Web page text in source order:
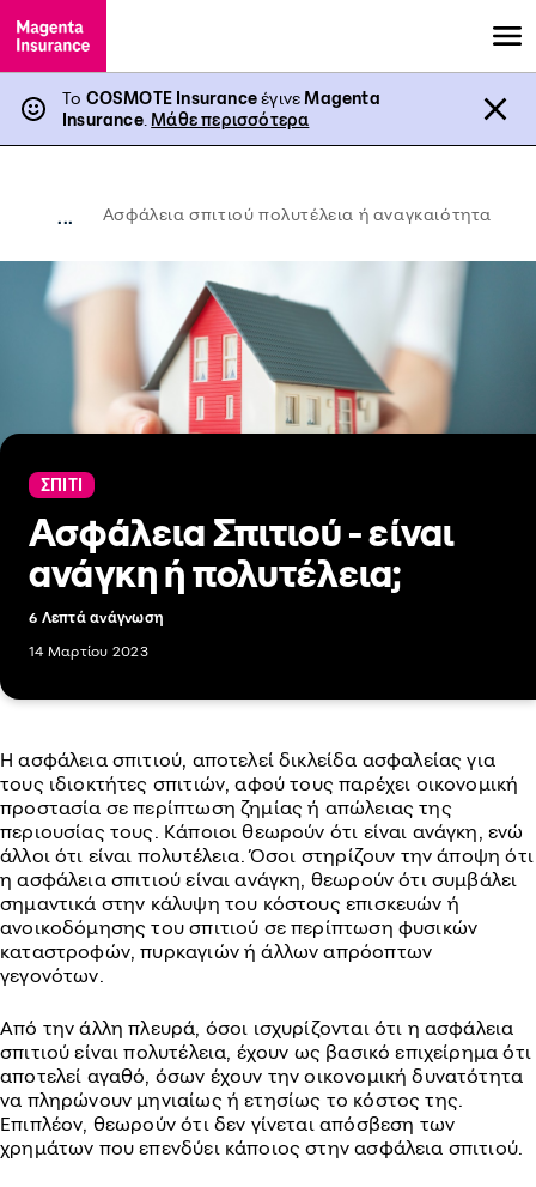
Το COSMOTE InsuranceέγινεMagenta
Insurance. Μάθε περισσότερα
... Ασφάλεια σπιτιού πολυτέλεια ή αναγκαιότητα
ΣΠΙΤΙ
Ασφάλεια Σπιτιού - είναι
ανάγκη ή πολυτέλεια;
6 Λεπτά ανάγνωση
14 Μαρτίου 2023
Η ασφάλεια σπιτιού, αποτελεί δικλείδα ασφαλείας για
τους ιδιοκτήτες σπιτιών, αφού τους παρέχει οικονομική
προστασία σε περίπτωση ζημίας ή απώλειας της
περιουσίας τους. Κάποιοι θεωρούν ότι είναι ανάγκη, ενώ
άλλοι ότι είναι πολυτέλεια. Όσοι στηρίζουν την άποψη ότι
η ασφάλεια σπιτιού είναι ανάγκη, θεωρούν ότι συμβάλει
σημαντικά στην κάλυψη του κόστους επισκευών ή
ανοικοδόμησης του σπιτιού σε περίπτωση φυσικών
καταστροφών, πυρκαγιών ή άλλων απρόοπτων
γεγονότων.
Από την άλλη πλευρά, όσοι ισχυρίζονται ότι η ασφάλεια
σπιτιού είναι πολυτέλεια, έχουν ως βασικό επιχείρημα ότι
αποτελεί αγαθό, όσων έχουν την οικονομική δυνατότητα
να πληρώνουν μηνιαίως ή ετησίως το κόστος της.
Επιπλέον, θεωρούν ότι δεν γίνεται απόσβεση των
χρημάτων που επενδύει κάποιος στην ασφάλεια σπιτιού.